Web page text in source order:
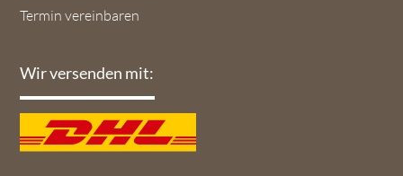
Navigation
überspringen
Termin vereinbaren
Wir versenden mit: